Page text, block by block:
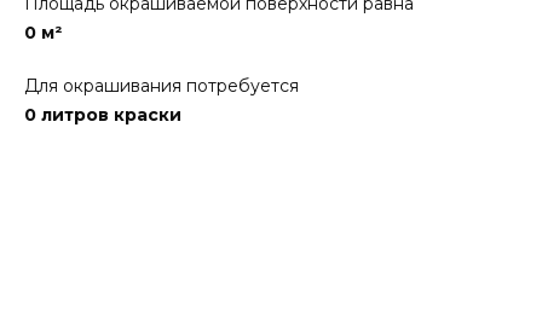
0 м²
Для окрашивания потребуется
0 литров краски